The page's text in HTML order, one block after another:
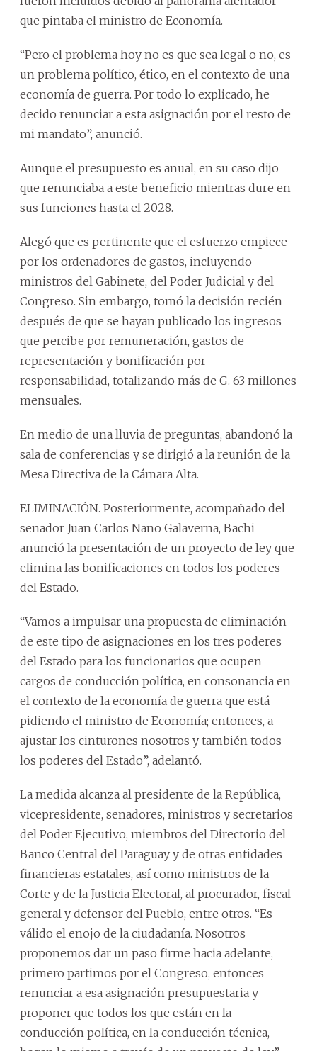
que pintaba el ministro de Economía.
“Pero el problema hoy no es que sea legal o no, es
un problema político, ético, en el contexto de una
economía de guerra. Por todo lo explicado, he
decido renunciar a esta asignación por el resto de
mi mandato”, anunció.
Aunque el presupuesto es anual, en su caso dijo
que renunciaba a este beneficio mientras dure en
sus funciones hasta el 2028.
Alegó que es pertinente que el esfuerzo empiece
por los ordenadores de gastos, incluyendo
ministros del Gabinete, del Poder Judicial y del
Congreso. Sin embargo, tomó la decisión recién
después de que se hayan publicado los ingresos
que percibe por remuneración, gastos de
representación y bonificación por
responsabilidad, totalizando más de G. 63 millones
mensuales.
En medio de una lluvia de preguntas, abandonó la
sala de conferencias y se dirigió a la reunión de la
Mesa Directiva de la Cámara Alta.
ELIMINACIÓN. Posteriormente, acompañado del
senador Juan Carlos Nano Galaverna, Bachi
anunció la presentación de un proyecto de ley que
elimina las bonificaciones en todos los poderes
del Estado.
“Vamos a impulsar una propuesta de eliminación
de este tipo de asignaciones en los tres poderes
del Estado para los funcionarios que ocupen
cargos de conducción política, en consonancia en
el contexto de la economía de guerra que está
pidiendo el ministro de Economía; entonces, a
ajustar los cinturones nosotros y también todos
los poderes del Estado”, adelantó.
La medida alcanza al presidente de la República,
vicepresidente, senadores, ministros y secretarios
del Poder Ejecutivo, miembros del Directorio del
Banco Central del Paraguay y de otras entidades
financieras estatales, así como ministros de la
Corte y de la Justicia Electoral, al procurador, fiscal
general y defensor del Pueblo, entre otros. “Es
válido el enojo de la ciudadanía. Nosotros
proponemos dar un paso firme hacia adelante,
primero partimos por el Congreso, entonces
renunciar a esa asignación presupuestaria y
proponer que todos los que están en la
conducción política, en la conducción técnica,